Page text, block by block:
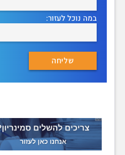
במה נוכל לעזור: